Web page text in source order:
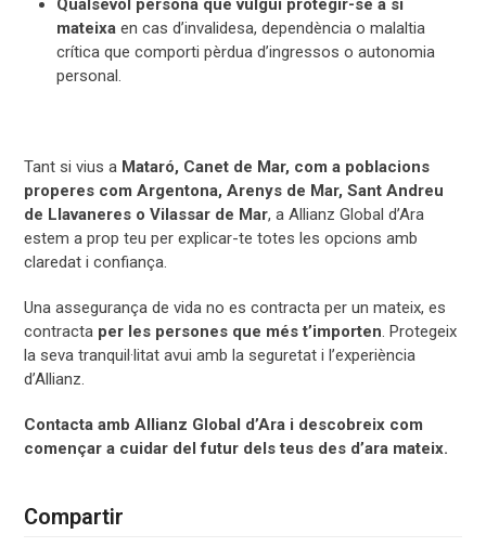
Qualsevol persona que vulgui protegir-se a si
mateixa en cas d’invalidesa, dependència o malaltia
crítica que comporti pèrdua d’ingressos o autonomia
personal.
Tant si vius a Mataró, Canet de Mar, com a poblacions
properes com Argentona, Arenys de Mar, Sant Andreu
de Llavaneres o Vilassar de Mar, a Allianz Global d’Ara
estem a prop teu per explicar-te totes les opcions amb
claredat i confiança.
Una assegurança de vida no es contracta per un mateix, es
contracta per les persones que més t’importen. Protegeix
la seva tranquil·litat avui amb la seguretat i l’experiència
d’Allianz.
Contacta amb Allianz Global d’Ara i descobreix com
començar a cuidar del futur dels teus des d’ara mateix.
Compartir